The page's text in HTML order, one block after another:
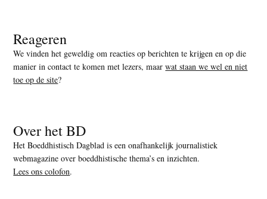
Reageren
We vinden het geweldig om reacties op berichten te krijgen en op die
manier in contact te komen met lezers, maarwat staan we wel en niet
toe op de site?
Over het BD
Het Boeddhistisch Dagblad is een onafhankelijk journalistiek
webmagazine over boeddhistische thema’s en inzichten.
Lees ons colofon.